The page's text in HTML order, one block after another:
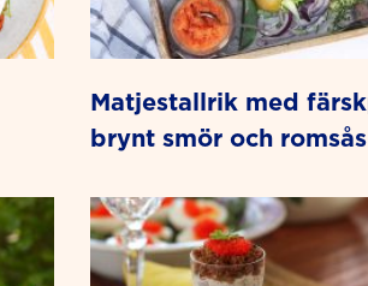
matjestallrik med färskpotatis,
brynt smör och romsås